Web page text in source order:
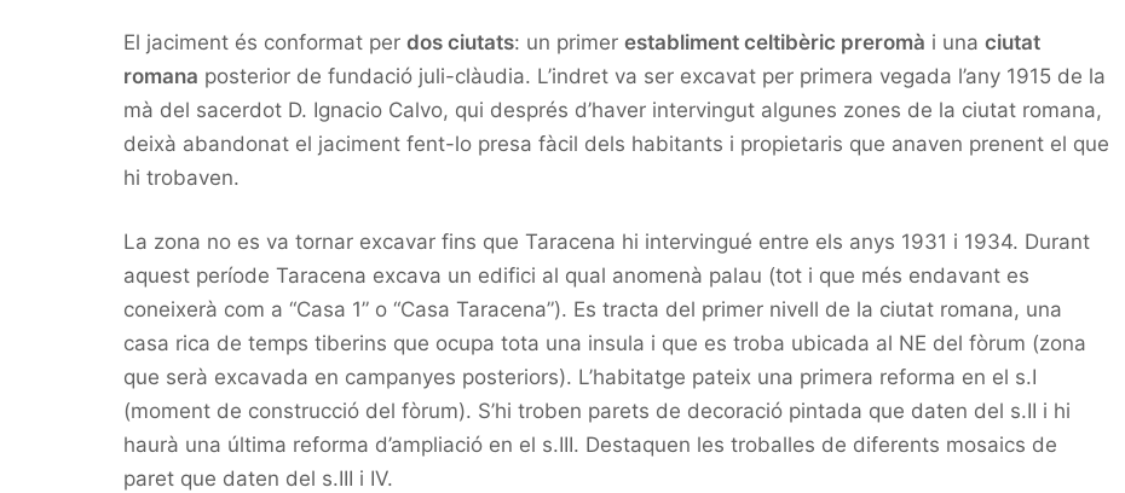
El jaciment és conformat per dos ciutats: un primer establiment celtibèric preromà i una ciutat
romana posterior de fundació juli-clàudia. L’indret va ser excavat per primera vegada l’any 1915 de la
mà del sacerdot D. Ignacio Calvo, qui després d’haver intervingut algunes zones de la ciutat romana,
deixà abandonat el jaciment fent-lo presa fàcil dels habitants i propietaris que anaven prenent el que
hi trobaven.
La zona no es va tornar excavar fins que Taracena hi intervingué entre els anys 1931 i 1934. Durant
aquest període Taracena excava un edifici al qual anomenà palau (tot i que més endavant es
coneixerà com a “Casa 1” o “Casa Taracena”). Es tracta del primer nivell de la ciutat romana, una
casa rica de temps tiberins que ocupa tota una insula i que es troba ubicada al NE del fòrum (zona
que serà excavada en campanyes posteriors). L’habitatge pateix una primera reforma en el s.I
(moment de construcció del fòrum). S’hi troben parets de decoració pintada que daten del s.II i hi
haurà una última reforma d’ampliació en el s.III. Destaquen les troballes de diferents mosaics de
paret que daten del s.III i IV.